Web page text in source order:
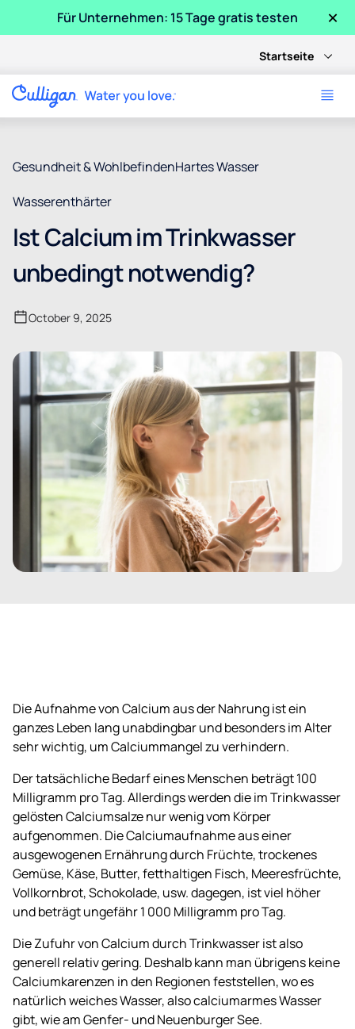
Für Unternehmen: 15 Tage gratis testen ×
Startseite
Gesundheit & WohlbefindenHartes Wasser
Wasserenthärter
Ist Calcium im Trinkwasser
unbedingt notwendig?
October 9, 2025
Die Aufnahme von Calcium aus der Nahrung ist ein
ganzes Leben lang unabdingbar und besonders im Alter
sehr wichtig, um Calciummangel zu verhindern.
Der tatsächliche Bedarf eines Menschen beträgt 100
Milligramm pro Tag. Allerdings werden die im Trinkwasser
gelösten Calciumsalze nur wenig vom Körper
aufgenommen. Die Calciumaufnahme aus einer
ausgewogenen Ernährung durch Früchte, trockenes
Gemüse, Käse, Butter, fetthaltigen Fisch, Meeresfrüchte,
Vollkornbrot, Schokolade, usw. dagegen, ist viel höher
und beträgt ungefähr 1 000 Milligramm pro Tag.
Die Zufuhr von Calcium durch Trinkwasser ist also
generell relativ gering. Deshalb kann man übrigens keine
Calciumkarenzen in den Regionen feststellen, wo es
natürlich weiches Wasser, also calciumarmes Wasser
gibt, wie am Genfer- und Neuenburger See.